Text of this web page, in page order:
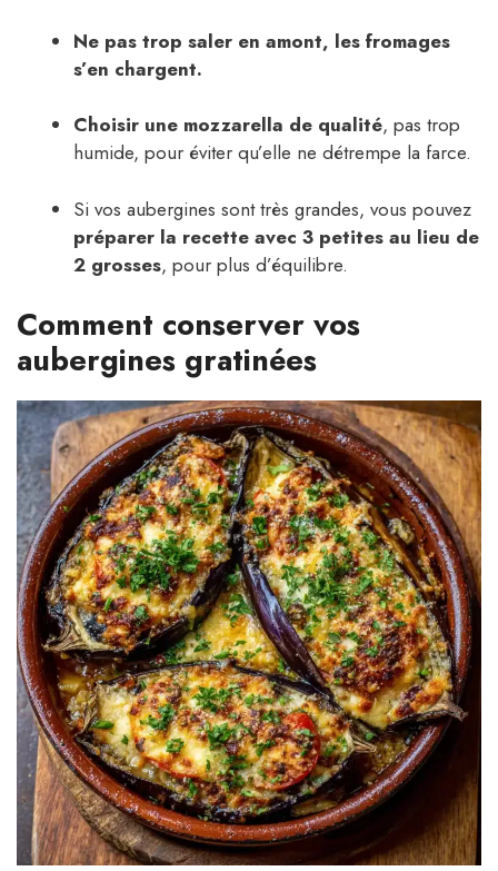
Ne pas trop saler en amont, les fromages
s’en chargent.
Choisir une mozzarella de qualité, pas trop
humide, pour éviter qu’elle ne détrempe la farce.
Si vos aubergines sont très grandes, vous pouvez
préparer la recette avec 3 petites au lieu de
2 grosses, pour plus d’équilibre.
Comment conserver vos
aubergines gratinées